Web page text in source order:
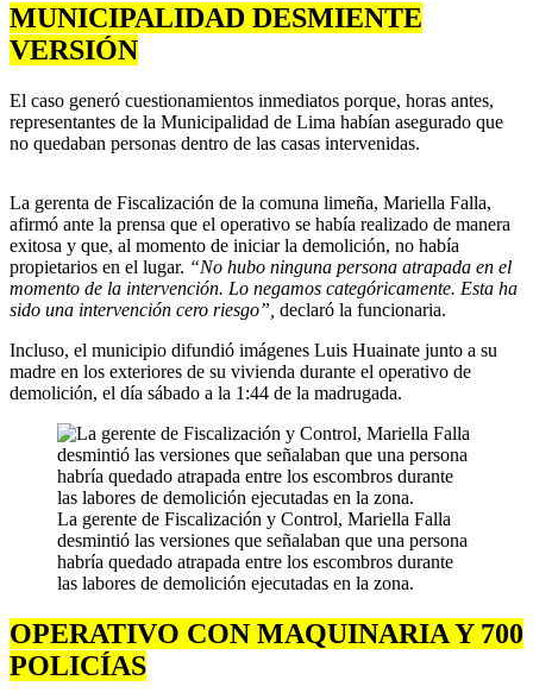
MUNICIPALIDAD DESMIENTE
VERSIÓN
El caso generó cuestionamientos inmediatos porque, horas antes,
representantes de la Municipalidad de Lima habían asegurado que
no quedaban personas dentro de las casas intervenidas.
La gerenta de Fiscalización de la comuna limeña, Mariella Falla,
afirmó ante la prensa que el operativo se había realizado de manera
exitosa y que, al momento de iniciar la demolición, no había
propietarios en el lugar. “No hubo ninguna persona atrapada en el
momento de la intervención. Lo negamos categóricamente. Esta ha
sido una intervención cero riesgo”, declaró la funcionaria.
Incluso, el municipio difundió imágenes Luis Huainate junto a su
madre en los exteriores de su vivienda durante el operativo de
demolición, el día sábado a la 1:44 de la madrugada.
La gerente de Fiscalización y Control, Mariella Falla
desmintió las versiones que señalaban que una persona
habría quedado atrapada entre los escombros durante
las labores de demolición ejecutadas en la zona.
OPERATIVO CON MAQUINARIA Y 700
POLICÍAS